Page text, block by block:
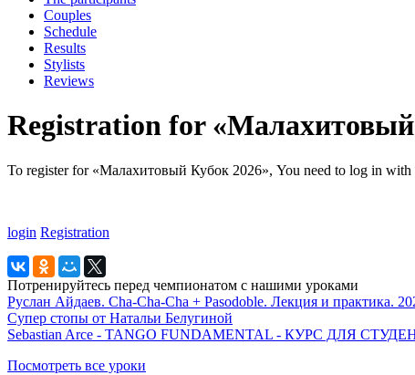
Couples
Schedule
Results
Stylists
Reviews
Registration for «Малахитовый
To register for «Малахитовый Кубок 2026», You need to log in with
login Registration
Потренируйтесь перед чемпионатом с нашими уроками
Руслан Айдаев. Cha-Cha-Cha + Pasodoble. Лекция и практика.
Супер стопы от Натальи Белугиной
Sebastian Arce - TANGO FUNDAMENTAL - КУРС ДЛЯ
Посмотреть все уроки